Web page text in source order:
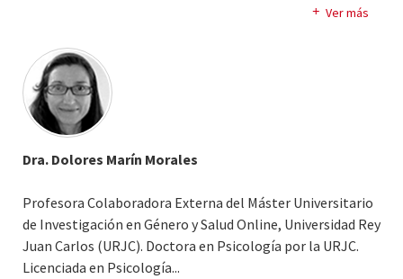
Ha participado en diversos proyectos de investigación
regulación biomédica y psicológica de los cuerpos
sexuados y del dualismo de sexo/género. En la actualidad
dirige el proyecto de investigación I+D+i “Cartografías,
itinerarios y mecanismos de expulsión/exclusión en el
sistema sanitario: Un análisis comparativo y feminista
interseccional”.
Ver más
Dra. Dolores Marín Morales
Profesora Colaboradora Externa del Máster Universitario
de Investigación en Género y Salud Online, Universidad Rey
Juan Carlos (URJC). Doctora en Psicología por la URJC.
Licenciada en Psicología...